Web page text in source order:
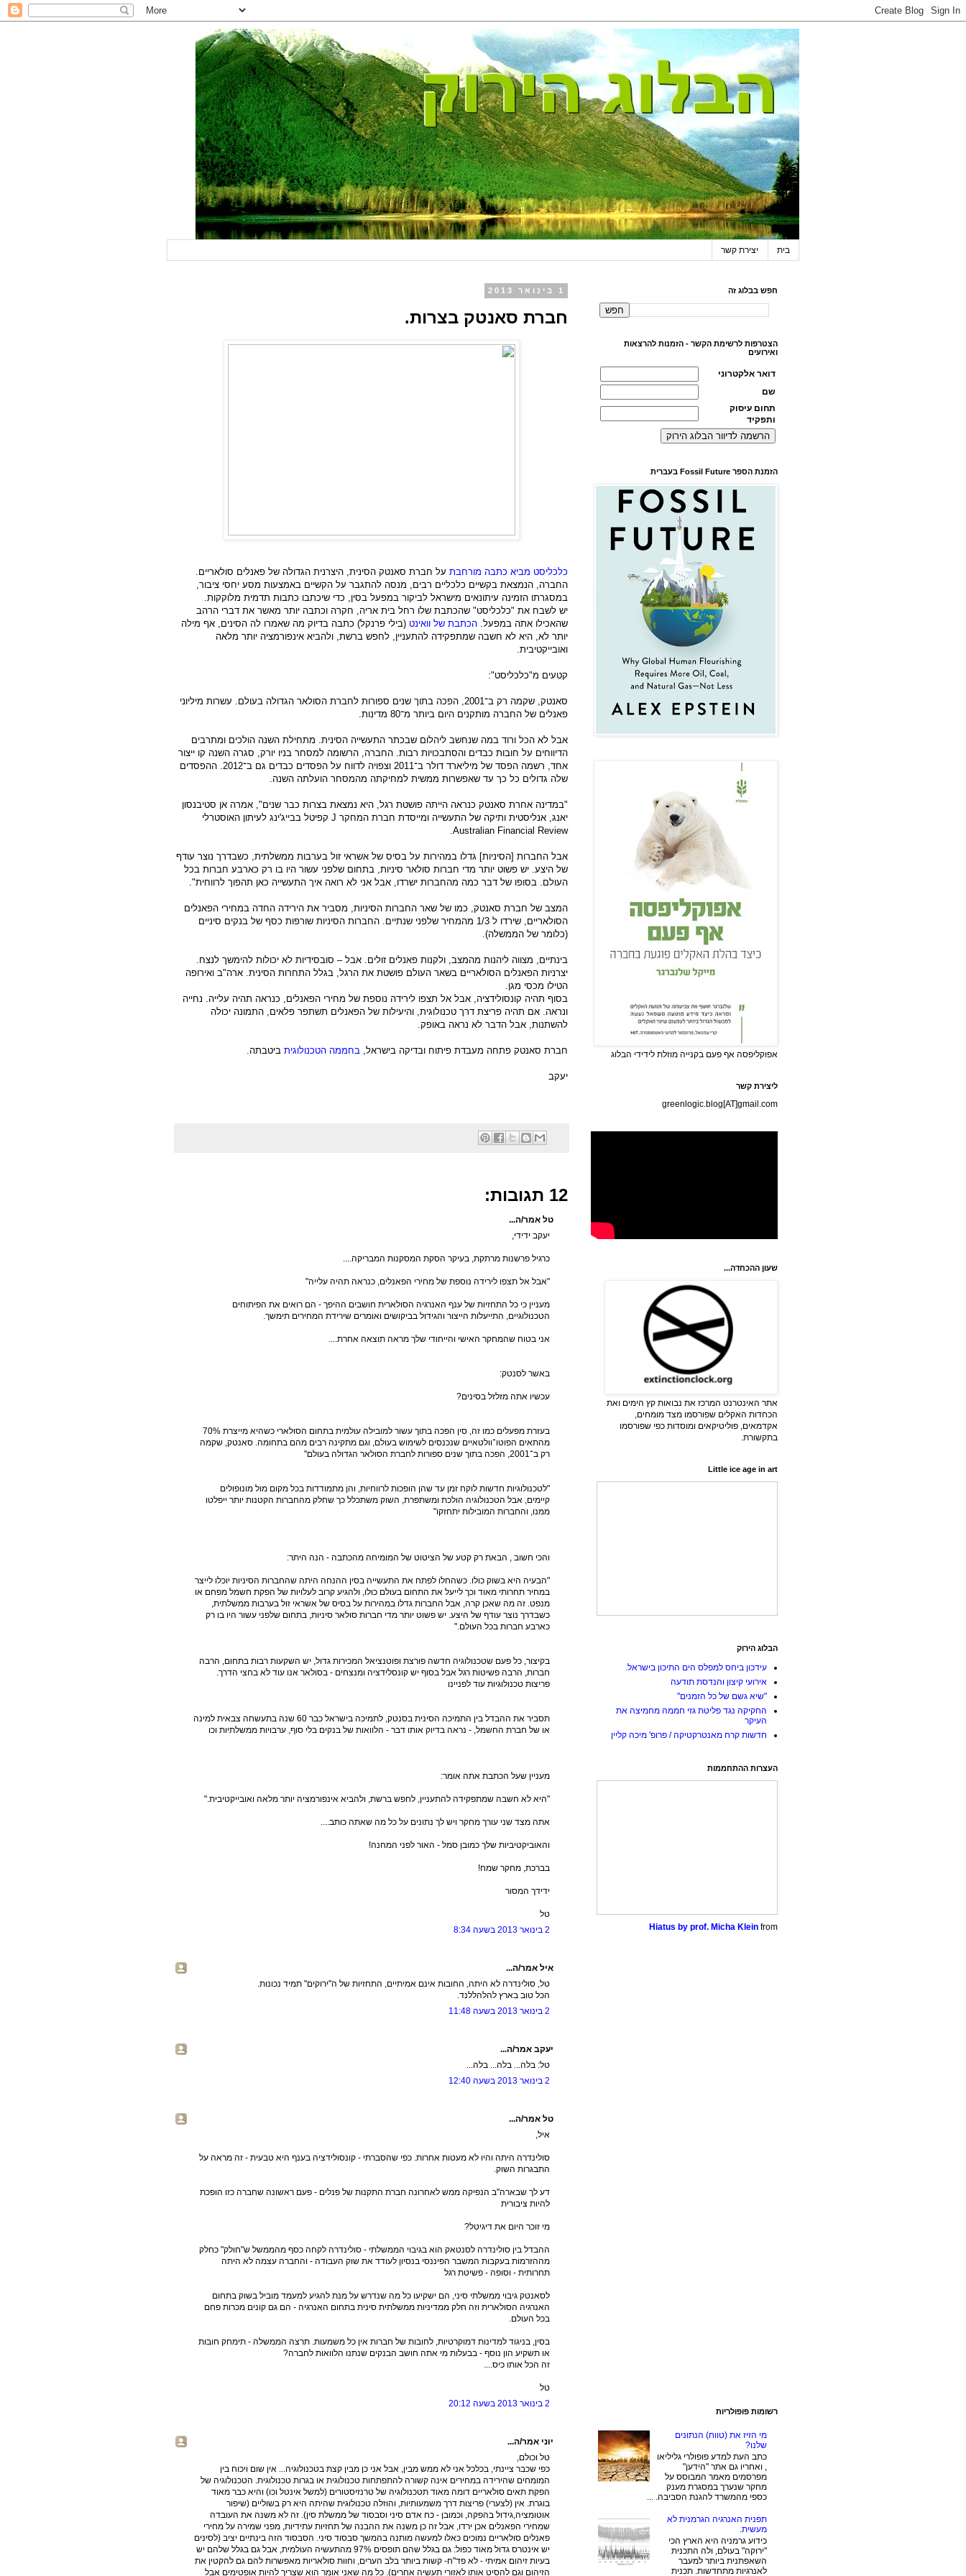
בית יצירת קשר
1 בינואר 2013
חברת סאנטק בצרות.
כלכליסט מביא כתבה מורחבת על חברת סאנטק הסינית, היצרנית הגדולה של פאנלים סולאריים.
החברה, הנמצאת בקשיים כלכליים רבים, מנסה להתגבר על הקשיים באמצעות מסע יחסי ציבור,
במסגרתו הזמינה עיתונאים מישראל לביקור במפעל בסין, כדי שיכתבו כתבות תדמית מלוקקות.
יש לשבח את "כלכליסט" שהכתבת שלו רחל בית אריה, חקרה וכתבה יותר מאשר את דברי הרהב
שהאכילו אתה במפעל. הכתבת של וואינט (בילי פרנקל) כתבה בדיוק מה שאמרו לה הסינים, אף מילה
יותר לא, היא לא חשבה שמתפקידה להתעניין, לחפש ברשת, ולהביא אינפורמציה יותר מלאה
ואובייקטיבית.
קטעים מ"כלכליסט":
סאנטק, שקמה רק ב־2001, הפכה בתוך שנים ספורות לחברת הסולאר הגדולה בעולם. עשרות מיליוני
פאנלים של החברה מותקנים היום ביותר מ־80 מדינות
אבל לא הכל ורוד במה שנחשב ליהלום שבכתר התעשייה הסינית. מתחילת השנה הולכים ומתרבים
הדיווחים על חובות כבדים והסתבכויות רבות. החברה, הרשומה למסחר בניו יורק, סגרה השנה קו ייצור
אחד, רשמה הפסד של מיליארד דולר ב־2011 וצפויה לדווח על הפסדים כבדים גם ב־2012. ההפסדים
שלה גדולים כל כך עד שאפשרות ממשית למחיקתה מהמסחר הועלתה השנה.
"במדינה אחרת סאנטק כנראה הייתה פושטת רגל, היא נמצאת בצרות כבר שנים", אמרה אן סטיבנסון
יאנג, אנליסטית ותיקה של התעשייה ומייסדת חברת המחקר J קפיטל בבייג'ינג לעיתון האוסטרלי
Australian Financial Review
אבל החברות [הסיניות] גדלו במהירות על בסיס של אשראי זול בערבות ממשלתית, כשבדרך נוצר עודף
של היצע. יש פשוט יותר מדי חברות סולאר סיניות, בתחום שלפני עשור היו בו רק כארבע חברות בכל
העולם. בסופו של דבר כמה מהחברות ישרדו, אבל אני לא רואה איך התעשייה כאן תהפוך לרווחית".
המצב של חברת סאנטק, כמו של שאר החברות הסיניות, מסביר את הירידה החדה במחירי הפאנלים
הסולאריים, שירדו ל 1/3 מהמחיר שלפני שנתיים. החברות הסיניות שורפות כסף של בנקים סיניים
(כלומר של הממשלה).
בינתיים, מצווה ליהנות מהמצב, ולקנות פאנלים זולים. אבל – סובסידיות לא יכולות להימשך לנצח.
יצרניות הפאנלים הסולאריים בשאר העולם פושטת את הרגל, בגלל התחרות הסינית. ארה"ב ואירופה
הטילו מכסי מגן.
בסוף תהיה קונסולידציה, אבל אל תצפו לירידה נוספת של מחירי הפאנלים, כנראה תהיה עלייה. נחייה
ונראה. אם תהיה פריצת דרך טכנולוגית, והיעילות של הפאנלים תשתפר פלאים, התמונה יכולה
להשתנות, אבל הדבר לא נראה באופק.
חברת סאנטק פתחה מעבדת פיתוח ובדיקה בישראל, בחממה הטכנולוגית ביטבתה.
יעקב
12 תגובות:
טל אמר/ה...
יעקב ידידי,
כרגיל פרשנות מרתקת, בעיקר הסקת המסקנות המבריקה....
"אבל אל תצפו לירידה נוספת של מחירי הפאנלים, כנראה תהיה עלייה"
מעניין כי כל התחזיות של ענף האנרגיה הסולארית חושבים ההיפך - הם רואים את הפיתוחים
הטכנולוגיים, התייעלות הייצור והגידול בביקושים ואומרים שירידת המחירים תימשך.
אני בטוח שהמחקר האישי והייחודי שלך מראה תוצאה אחרת....
באשר לסנטק:
עכשיו אתה מזלזל בסינים?
בעזרת מפעלים כמו זה, סין הפכה בתוך עשור למובילה עולמית בתחום הסולארי כשהיא מייצרת 70%
מהתאים הפוטו־וולטאיים שנכנסים לשימוש בעולם, וגם מתקינה רבים מהם בתחומה. סאנטק, שקמה
רק ב־2001, הפכה בתוך שנים ספורות לחברת הסולאר הגדולה בעולם"
"לטכנולוגיות חדשות לוקח זמן עד שהן הופכות לרווחיות, והן מתמודדות בכל מקום מול מונופולים
קיימים, אבל הטכנולוגיה הולכת ומשתפרת, השוק משתכלל כך שחלק מהחברות הקטנות יותר ייפלטו
ממנו, והחברות המובילות יתחזקו"
והכי חשוב , הבאת רק קטע של הציטוט של המומיחה מהכתבה - הנה היתר:
"הבעיה היא בשוק כולו. כשהחלו לפתח את התעשייה בסין ההנחה היתה שהחברות הסיניות יוכלו לייצר
במחיר תחרותי מאוד וכך לייעל את התחום בעולם כולו, ולהגיע קרוב לעלויות של הפקת חשמל מפחם או
מנפט. זה מה שאכן קרה, אבל החברות גדלו במהירות על בסיס של אשראי זול בערבות ממשלתית,
כשבדרך נוצר עודף של היצע. יש פשוט יותר מדי חברות סולאר סיניות, בתחום שלפני עשור היו בו רק
כארבע חברות בכל העולם."
בקיצור, כל פעם שטכנולוגיה חדשה פורצת ופוטנציאל המכירות גדול, יש השקעות רבות בתחום, הרבה
חברות, הרבה פשיטות רגל אבל בסוף יש קונסלידציה ומנצחים - בסולאר אנו עוד לא בחצי הדרך.
פריצות טכנולוגיות עוד לפניינו
תסביר את ההבדל בין התמיכה הסינית בסנטק, לתמיכה בישראל כבר 60 שנה בתעשחה צבאית למינה
או של חברת החשמל, - נראה בדיוק אותו דבר - הלוואות של בנקים בלי סוף, ערבויות ממשלתיות וכו
מעניין שעל הכתבת אתה אומר:
"היא לא חשבה שמתפקידה להתעניין, לחפש ברשת, ולהביא אינפורמציה יותר מלאה ואובייקטיבית."
אתה מצד שני עורך מחקר ויש לך נתונים על כל מה שאתה כותב....
והאוביקטיביות שלך כמובן סמל - האור לפני המחנה!
בברכת, מחקר שמח!
ידידך המסור
טל
2 בינואר 2013 בשעה 8:34
איל אמר/ה...
טל, סולינדרה לא היתה, החובות אינם אמיתיים, התחזיות של ה"ירוקים" תמיד נכונות.
הכל טוב בארץ להלהללנד.
2 בינואר 2013 בשעה 11:48
יעקב אמר/ה...
טל: בלה... בלה... בלה...
2 בינואר 2013 בשעה 12:40
טל אמר/ה...
איל,
סולינדרה היתה והיו לא מעטות אחרות. כפי שהסברתי - קונסולידציה בענף היא טבעית - זה מראה על
התבגרות השוק.
דע לך שבארה"ב הנפיקה ממש לאחרונה חברת התקנות של פנלים - פעם ראשונה שחברה כזו הופכת
להיות ציבורית
מי זוכר היום את דיגיטל?
ההבדל בין סולינדרה לסנטאק הוא בגיבוי הממשלתי - סולינדרה לקחה כסף מהממשל ש"חולק" כחלק
מההזרמות בעקבות המשבר הפיננסי בנסיון לעודד את שוק העבודה - והחברה עצמה לא היתה
תחרותית - וסופה - פשיטת רגל
לסאנטק גיבוי ממשלתי סיני, הם ישקיעו כל מה שנדרש על מנת להגיע למעמד מוביל בשוק בתחום
האנרגיה הסולארית וזה חלק ממדיניות ממשלתית סינית בתחום האנרגיה - הם גם קונים מכרות פחם
בכל העולם.
בסין, בניגוד למדינות דמוקרטיות, לחובות של חברות אין כל משמעות. תרצה הממשלה - תימחק חובות
או תשקיע הון נוסף - בבעלות מי אתה חושב הבנקים שנתנו הלוואות לחברה?
זה הכל אותו כיס....
טל
2 בינואר 2013 בשעה 20:12
יוני אמר/ה...
טל וכולם,
כפי שכבר ציינתי, בכלכל אני לא ממש מבין, אבל אני כן מבין קצת בטכנולוגיה... אין שום ויכוח בין
המומחים שהירידה במחירים אינה קשורה להתפתחות טכנולוגית או בגרות טכנולוגית. הטכנולוגיה של
הפקת תאים סולאריים דומה מאוד תטכנולוגיה של טרנזיסטורים (למשל אינטל וכו) והיא כבר מאוד
בוגרת. אין (לצערי) פריצות דרך משמעותיות, והוזלה טכנולוגית שהיתה היא רק בשוליים (שיפור
אוטומציה,גידול בהפקה, וכמובן - כח אדם סיני וסבסוד של ממשלת סין). זה לא משנה את העובדה
שמחירי הפאנלים אכן ירדו, אבל זה כן משנה את ההבנה של תחזיות עתידיות, מפני שמירה על מחירי
פאנלים סולאריים נמוכים כאלו למעשה מותנה בהמשך סבסוד סיני. הסבסוד הזה בינתיים יציב (לסינים
יש אינטרס גדול מאוד כפול: גם בגלל שהם תופסים 97% מהתעשיה העולמית, אבל גם בגלל שלהם יש
בעיות זיהום אמיתי - לא פד"ח- קשות ביותר בלב הערים, וחוות סולאריות מאפשרות להם גם להקטין את
הזיהום וגם להסיט אותו לאזורי תעשיה אחרים). כל מה שאני אומר הוא שצריך להיות אופטימים אבל
חפש בבלוג זה
הצטרפות לרשימת הקשר - הזמנות להרצאות
ואירועים
דואר אלקטרוני
שם
תחום עיסוק
ותפקיד
הזמנת הספר Fossil Future בעברית
אפוקליפסה אף פעם בקנייה מוזלת לידידי הבלוג
ליצירת קשר
greenlogic.blog[AT]gmail.com
שעון ההכחדה...
אתר האינטרנט המרכז את נבואות קץ הימים ואת
הכחדות האקלים שפורסמו מצד מומחים,
אקדמאים, פוליטיקאים ומוסדות כפי שפורסמו
בתקשורת.
Little ice age in art
הבלוג הירוק
עידכון ביחס למפלס הים התיכון בישראל.
אירועי קיצון והנדסת תודעה
"שיא גשם של כל הזמנים"
החקיקה נגד פליטת גזי חממה מחמיצה את
העיקר
חדשות קרח מאנטרקטיקה / פרופ' מיכה קליין
העצרות ההתחממות
Hiatus by prof. Micha Klein from
רשומות פופולריות
מי הזיז את (טווח) הנתונים
שלנו?
כתב העת למדע פופולרי גליליאו
, ואחריו גם אתר "הידען"
מפרסמים מאמר המבוסס על
מחקר שנערך במסגרת מענק
כספי מהמשרד להגנת הסביבה. ...
תפנית האנרגיה הגרמנית לא
מעשית.
כידוע גרמניה היא הארץ הכי
"ירוקה" בעולם, ולה התכנית
השאפתנית ביותר למעבר
לאנרגיות מתחדשות. תכנית